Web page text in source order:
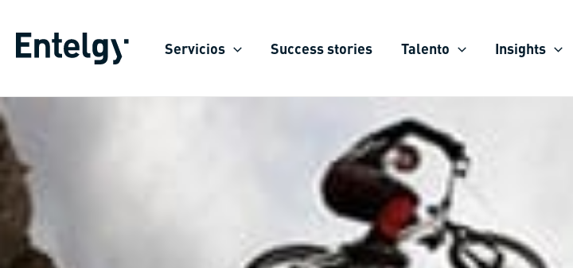
content
Servicios Success stories Talento Insights